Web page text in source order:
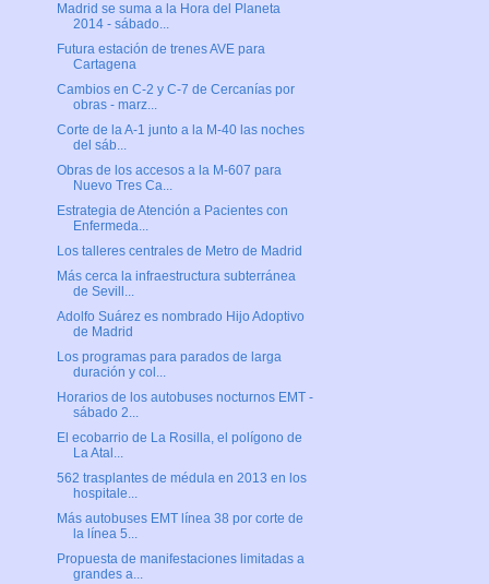
Madrid se suma a la Hora del Planeta
2014 - sábado...
Futura estación de trenes AVE para
Cartagena
Cambios en C-2 y C-7 de Cercanías por
obras - marz...
Corte de la A-1 junto a la M-40 las noches
del sáb...
Obras de los accesos a la M-607 para
Nuevo Tres Ca...
Estrategia de Atención a Pacientes con
Enfermeda...
Los talleres centrales de Metro de Madrid
Más cerca la infraestructura subterránea
de Sevill...
Adolfo Suárez es nombrado Hijo Adoptivo
de Madrid
Los programas para parados de larga
duración y col...
Horarios de los autobuses nocturnos EMT -
sábado 2...
El ecobarrio de La Rosilla, el polígono de
La Atal...
562 trasplantes de médula en 2013 en los
hospitale...
Más autobuses EMT línea 38 por corte de
la línea 5...
Propuesta de manifestaciones limitadas a
grandes a...